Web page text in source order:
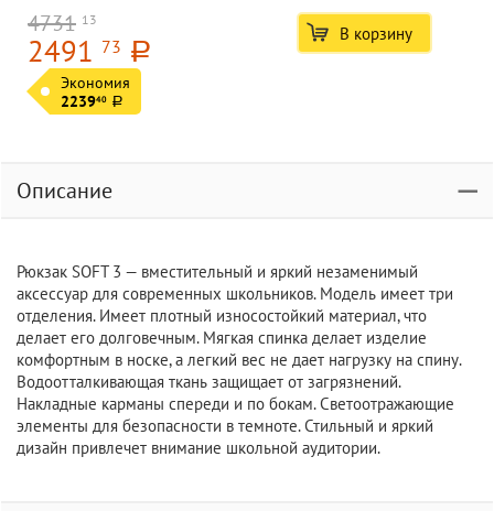
4731 13
2491 73 a
Экономия
223940 a
В корзину
Описание
Рюкзак SOFT 3 — вместительный и яркий незаменимый
аксессуар для современных школьников. Модель имеет три
отделения. Имеет плотный износостойкий материал, что
делает его долговечным. Мягкая спинка делает изделие
комфортным в носке, а легкий вес не дает нагрузку на спину.
Водоотталкивающая ткань защищает от загрязнений.
Накладные карманы спереди и по бокам. Светоотражающие
элементы для безопасности в темноте. Стильный и яркий
дизайн привлечет внимание школьной аудитории.